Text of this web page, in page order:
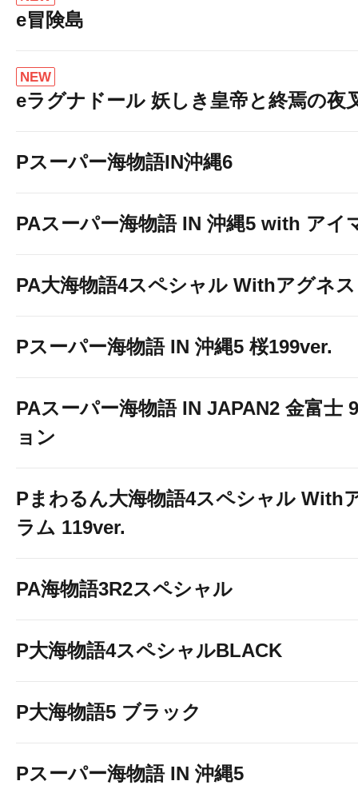
e冒険島
NEW
eラグナドール 妖しき皇帝と終焉の夜
Pスーパー海物語IN沖縄6
PAスーパー海物語 IN 沖縄5 with アイ
PA大海物語4スペシャル Withアグネ
Pスーパー海物語 IN 沖縄5 桜199ver.
PAスーパー海物語 IN JAPAN2 金富士
ョン
Pまわるん大海物語4スペシャル With
ラム 119ver.
PA海物語3R2スペシャル
P大海物語4スペシャルBLACK
P大海物語5 ブラック
Pスーパー海物語 IN 沖縄5